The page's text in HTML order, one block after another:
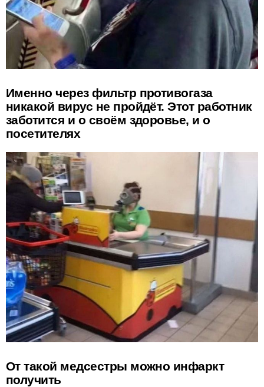
Именно через фильтр противогаза
никакой вирус не пройдёт. Этот работник
заботится и о своём здоровье, и о
посетителях
От такой медсестры можно инфаркт
получить